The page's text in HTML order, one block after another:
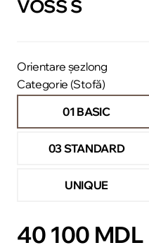
VOSS S
Orientare șezlong
Categorie (Stofă)
01 BASIC
03 STANDARD
UNIQUE
40 100 MDL